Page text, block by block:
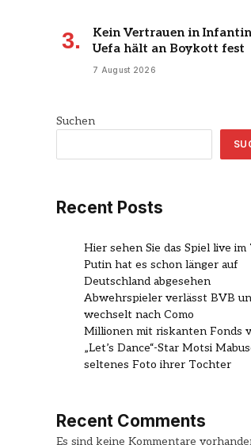
Kein Vertrauen in
Uefa hält an Boykott fest
7 August 2026
Suchen
Recent Posts
Hier sehen Sie das Spiel live im
Putin hat es schon länger auf
Deutschland abgesehen
Abwehrspieler verlässt BVB
wechselt nach Como
Millionen mit riskanten Fonds
„Let’s Dance“-Star Motsi
seltenes Foto ihrer Tochter
Recent Comments
Es sind keine Kommentare